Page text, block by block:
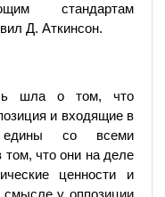
стандартам
Д. Аткинсон.
шла о том, что
и входящие в
едины со всеми
что они на деле
ценности и
смысле у оппозиции